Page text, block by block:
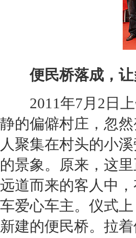
便民桥落成，
2011年7月2日上
静的偏僻村庄，忽
人聚集在村头的小
的景象。原来，这
远道而来的客人中
车爱心车主。仪式
新建的便民桥。拉